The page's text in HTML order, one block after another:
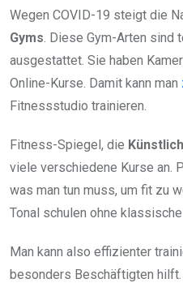
Wegen COVID-19 steigt die
Gyms . Diese Gym-Arten
ausgestattet. Sie haben
Online-Kurse. Damit kann man
Fitnessstudio trainieren.
Fitness-Spiegel, die
viele verschiedene Kurse an.
was man tun muss, um fit zu
Tonal schulen ohne klassische
Man kann also effizienter
besonders Beschäftigten